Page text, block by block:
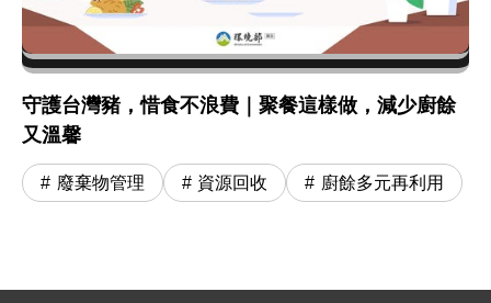
守護台灣豬，惜食不浪費｜聚餐這樣做，減少廚餘
又溫馨
廢棄物管理 資源回收 廚餘多元再利用